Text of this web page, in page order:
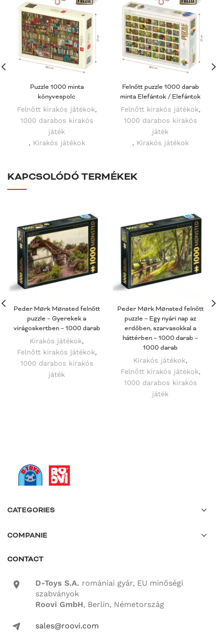
Puzzle 1000 minta
könyvespolc
Felnőtt kirakós játékok,
1000 darabos kirakós
játék
, Kirakós játékok
Felnőtt puzzle 1000 darab
minta Elefántok / Elefántok
Felnőtt kirakós játékok,
1000 darabos kirakós
játék
, Kirakós játékok
KAPCSOLÓDÓ TERMÉKEK
Peder Mørk Mønsted felnőtt
puzzle – Gyerekek a
virágoskertben – 1000 darab
Kirakós játékok,
Felnőtt kirakós játékok,
1000 darabos kirakós
játék
Peder Mørk Mønsted felnőtt
puzzle – Egy nyári nap az
erdőben, szarvasokkal a
háttérben – 1000 darab –
1000 darab
Kirakós játékok,
Felnőtt kirakós játékok,
1000 darabos kirakós
játék
CATEGORIES
COMPANIE
CONTACT
location-icon D-Toys S.A. romániai gyár, EU minőségi
szabványok
Roovi GmbH, Berlin, Németország
mail-icon sales@roovi.com